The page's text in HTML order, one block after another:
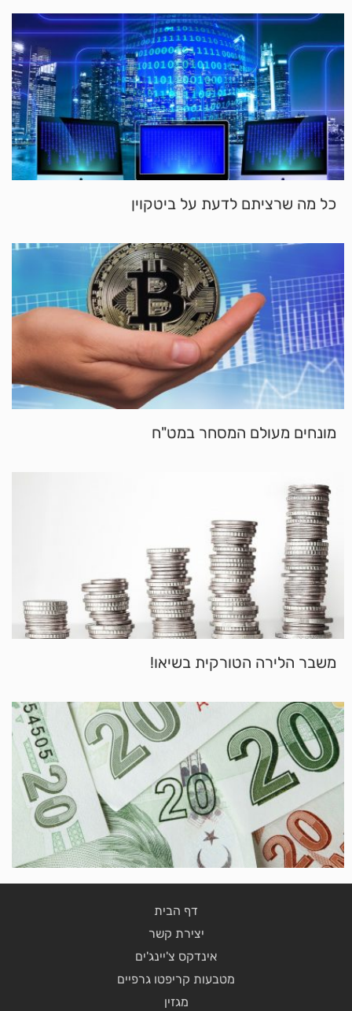
כל מה שרציתם לדעת על ביטקוין
מונחים מעולם המסחר במט"ח
משבר הלירה הטורקית בשיאו!
דף הבית
יצירת קשר
אינדקס צ'יינג'ים
מטבעות קריפטו גרפיים
מגזין